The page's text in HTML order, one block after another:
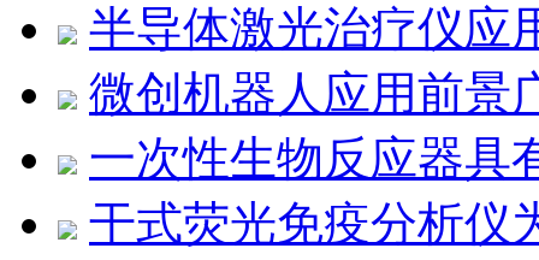
半导体激光治疗仪应
微创机器人应用前景
一次性生物反应器具
干式荧光免疫分析仪